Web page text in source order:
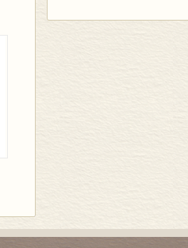
由此可见，作